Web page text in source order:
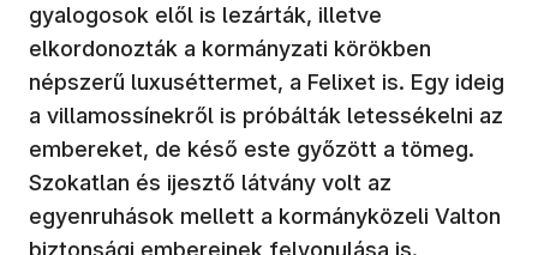
gyalogosok elől is lezárták, illetve
elkordonozták a kormányzati körökben
népszerű luxuséttermet, a Felixet is. Egy ideig
a villamossínekről is próbálták letessékelni az
embereket, de késő este győzött a tömeg.
Szokatlan és ijesztő látvány volt az
egyenruhások mellett a kormányközeli Valton
biztonsági embereinek felvonulása is.